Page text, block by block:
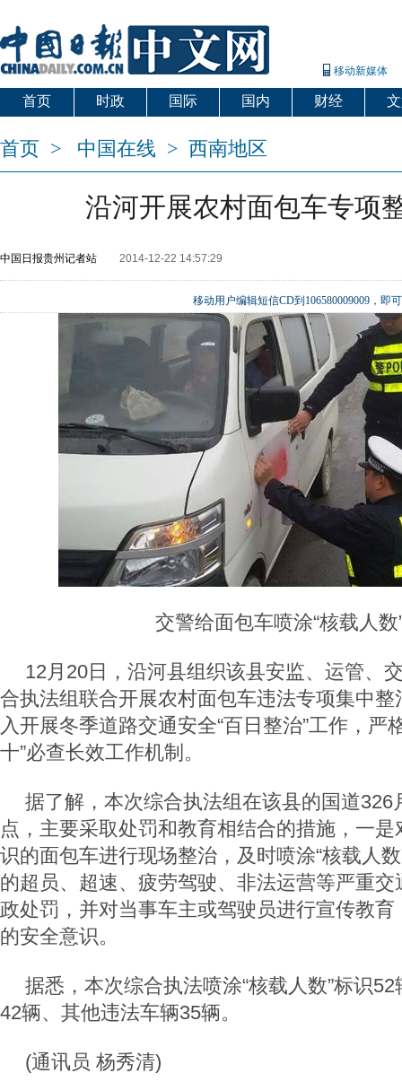
移动新媒体
首页 时政 国际 国内 财经
首页 > 中国在线 > 西南地区
沿河开展农村面包车专项
中国日报贵州记者站 2014-12-22 14:57:29
移动用户编辑短信CD到106580009009，即
交警给面包车喷涂“核载人数
12月20日，沿河县组织该县安监、运管、
合执法组联合开展农村面包车违法专项集中
入开展冬季道路交通安全“百日整治”工作，严
十”必查长效工作机制。
据了解，本次综合执法组在该县的国道326
点，主要采取处罚和教育相结合的措施，一是
识的面包车进行现场整治，及时喷涂“核载人
的超员、超速、疲劳驾驶、非法运营等严重
政处罚，并对当事车主或驾驶员进行宣传教
的安全意识。
据悉，本次综合执法喷涂“核载人数”标识
42辆、其他违法车辆35辆。
(通讯员 杨秀清)